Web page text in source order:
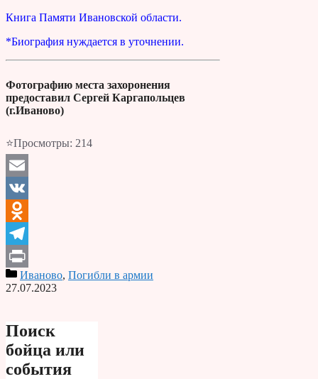
Книга Памяти Ивановской области.
*Биография нуждается в уточнении.
Фотографию места захоронения
предоставил Сергей Каргапольцев
(г.Иваново)
⭐Просмотры: 214
Email
VK
Odnoklassniki
Telegram
PrintИваново, Погибли в армии
27.07.2023
Поиск
бойца или
события